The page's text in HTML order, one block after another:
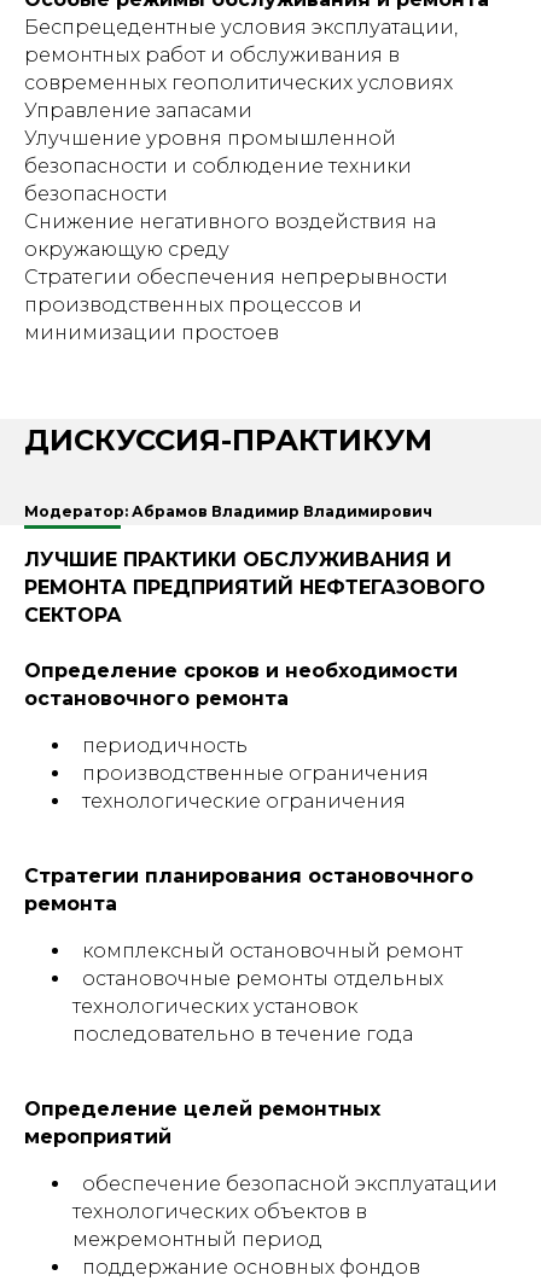
Беспрецедентные условия эксплуатации,
ремонтных работ и обслуживания в
современных геополитических условиях
Управление запасами
Улучшение уровня промышленной
безопасности и соблюдение техники
безопасности
Снижение негативного воздействия на
окружающую среду
Стратегии обеспечения непрерывности
производственных процессов и
минимизации простоев
ДИСКУССИЯ-ПРАКТИКУМ
Модератор: Абрамов Владимир Владимирович
ЛУЧШИЕ ПРАКТИКИ ОБСЛУЖИВАНИЯ И
РЕМОНТА ПРЕДПРИЯТИЙ НЕФТЕГАЗОВОГО
СЕКТОРА
Определение сроков и необходимости
остановочного ремонта
периодичность
производственные ограничения
технологические ограничения
Стратегии планирования остановочного
ремонта
комплексный остановочный ремонт
остановочные ремонты отдельных
технологических установок
последовательно в течение года
Определение целей ремонтных
мероприятий
обеспечение безопасной эксплуатации
технологических объектов в
межремонтный период
поддержание основных фондов